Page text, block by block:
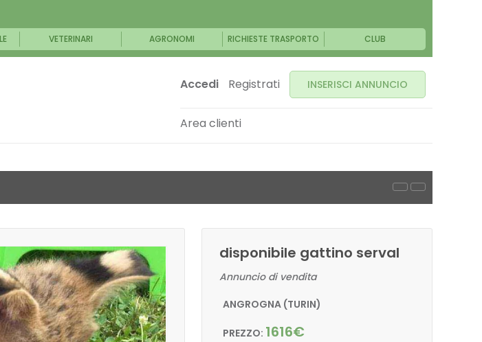
VETERINARI AGRONOMI RICHIESTE TRASPORTO CLUB
Accedi Registrati INSERISCI ANNUNCIO
Area clienti
disponibile gattino serval
Annuncio di vendita
ANGROGNA (TURIN)
PREZZO: 1616€